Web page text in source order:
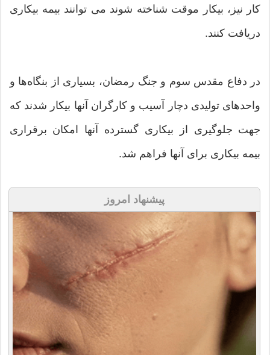
کار نیز، بیکار موقت‌ شناخته شوند می توانند بیمه بیکاری
دریافت کنند.
در دفاع مقدس سوم و جنگ رمضان، بسیاری از بنگاه‌ها و
واحدهای تولیدی دچار آسیب و کارگران آنها بیکار شدند که
جهت جلوگیری از بیکاری گسترده آنها امکان برقراری
بیمه بیکاری برای آنها فراهم شد.
پیشنهاد امروز